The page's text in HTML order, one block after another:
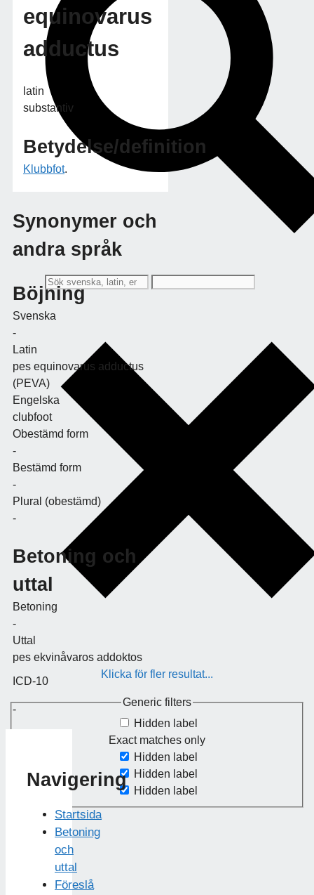
Klicka för fler resultat...
Generic filters
Hidden label
Exact matches only
Hidden label
Hidden label
Hidden label
equinovarus
adductus
latin
substantiv
Betydelse/definition
Klubbfot.
Synonymer och
andra språk
Böjning
Svenska
-
Latin
pes equinovarus adductus
(PEVA)
Engelska
clubfoot
Obestämd form
-
Bestämd form
-
Plural (obestämd)
-
Betoning och
uttal
Betoning
-
Uttal
pes ekvinåvaros addoktos
ICD-10
-
Navigering
Startsida
Betoning
och
uttal
Föreslå